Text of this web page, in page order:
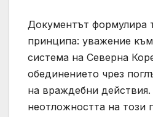
Документът формулира
принципа: уважение
система на Северна
обединението чрез
на враждебни
неотложността на този